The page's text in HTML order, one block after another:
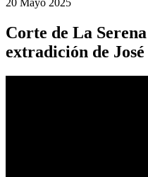
Corte de La
extradición de